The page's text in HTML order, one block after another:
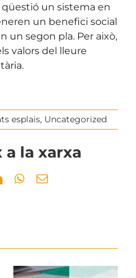
qüestió un sistema en
un benefici social
un segon pla. Per això,
valors del lleure
esplais, Uncategorized
la xarxa
LinkedInWhatsApp
Email